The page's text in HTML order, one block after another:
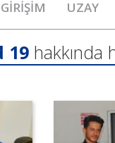
GİRİŞİM UZAY
19 hakkında